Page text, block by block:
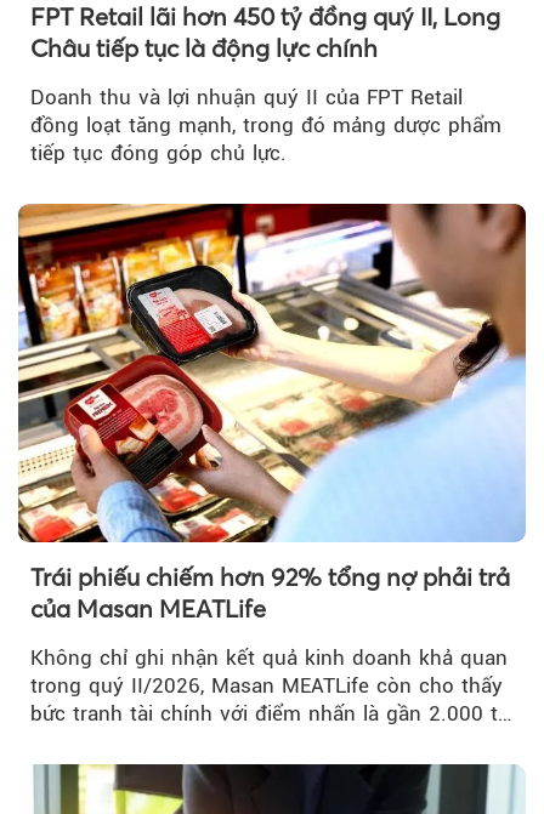
FPT Retail lãi hơn 450 tỷ đồng quý II, Long
Châu tiếp tục là động lực chính
Doanh thu và lợi nhuận quý II của FPT Retail
đồng loạt tăng mạnh, trong đó mảng dược phẩm
tiếp tục đóng góp chủ lực.
Trái phiếu chiếm hơn 92% tổng nợ phải trả
của Masan MEATLife
Không chỉ ghi nhận kết quả kinh doanh khả quan
trong quý II/2026, Masan MEATLife còn cho thấy
bức tranh tài chính với điểm nhấn là gần 2.000 tỷ